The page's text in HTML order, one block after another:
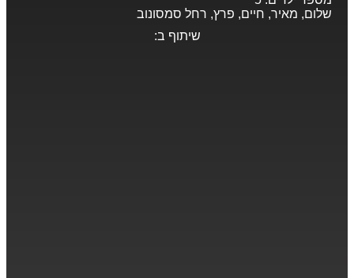
שלום, מאיר, חיים, פרץ, רחל סמסונוב
שיתוף ב: